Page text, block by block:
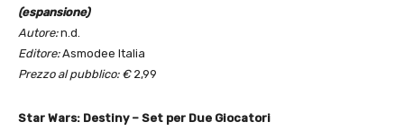
(espansione)
Autore:n.d.
Editore:Asmodee Italia
Prezzo al pubblico: € 2,99
Star Wars: Destiny – Set per Due Giocatori